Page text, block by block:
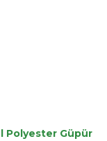
Dantel Polyester Güpür Bant Pembe 15 Metre En 3 Cm On-740-p